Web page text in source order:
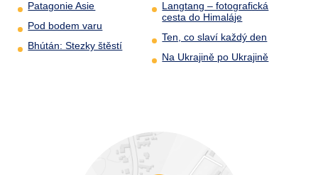
Patagonie Asie
Pod bodem varu
Bhútán: Stezky štěstí
Langtang – fotografická
cesta do Himaláje
Ten, co slaví každý den
Na Ukrajině po Ukrajině